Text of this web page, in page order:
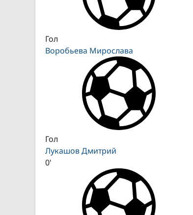
Гол
Воробьева Мирослава
Гол
Лукашов Дмитрий
0'